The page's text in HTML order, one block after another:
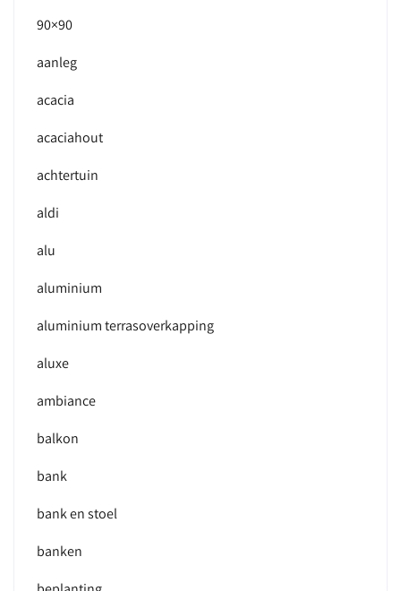
90×90
aanleg
acacia
acaciahout
achtertuin
aldi
alu
aluminium
aluminium terrasoverkapping
aluxe
ambiance
balkon
bank
bank en stoel
banken